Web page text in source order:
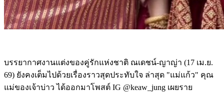
บรรยากาศงานแต่งของคู่รักแห่งชาติ ณเดชน์-ญาญ่า (17 เม.ย.
69) ยังคงเต็มไปด้วยเรื่องราวสุดประทับใจ ล่าสุด "แม่แก้ว" คุณ
แม่ของเจ้าบ่าว ได้ออกมาโพสต์ IG @keaw_jung เผยราย